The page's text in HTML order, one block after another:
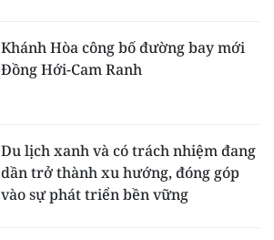
Khánh Hòa công bố đường bay mới
Đồng Hới-Cam Ranh
Du lịch xanh và có trách nhiệm đang
dần trở thành xu hướng, đóng góp
vào sự phát triển bền vững